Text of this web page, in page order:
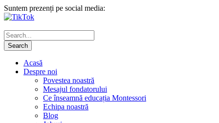
Suntem prezenți pe social media:
Acasă
Despre noi
Povestea noastră
Mesajul fondatorului
Ce înseamnă educația Montessori
Echipa noastră
Blog